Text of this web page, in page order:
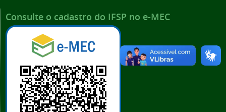
Consulte o cadastro do IFSP no e-MEC